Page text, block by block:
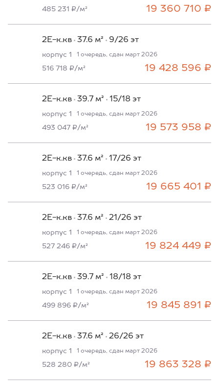
19 360 710 ₽
485 231 ₽/м²
2Е-к.кв 37.6 м² 9/26 эт
корпус 1 1 очередь, сдан март 2026
19 428 596 ₽
516 718 ₽/м²
2Е-к.кв 39.7 м² 15/18 эт
корпус 1 1 очередь, сдан март 2026
19 573 958 ₽
493 047 ₽/м²
2Е-к.кв 37.6 м² 17/26 эт
корпус 1 1 очередь, сдан март 2026
19 665 401 ₽
523 016 ₽/м²
2Е-к.кв 37.6 м² 21/26 эт
корпус 1 1 очередь, сдан март 2026
19 824 449 ₽
527 246 ₽/м²
2Е-к.кв 39.7 м² 18/18 эт
корпус 1 1 очередь, сдан март 2026
19 845 891 ₽
499 896 ₽/м²
2Е-к.кв 37.6 м² 26/26 эт
корпус 1 1 очередь, сдан март 2026
19 863 328 ₽
528 280 ₽/м²